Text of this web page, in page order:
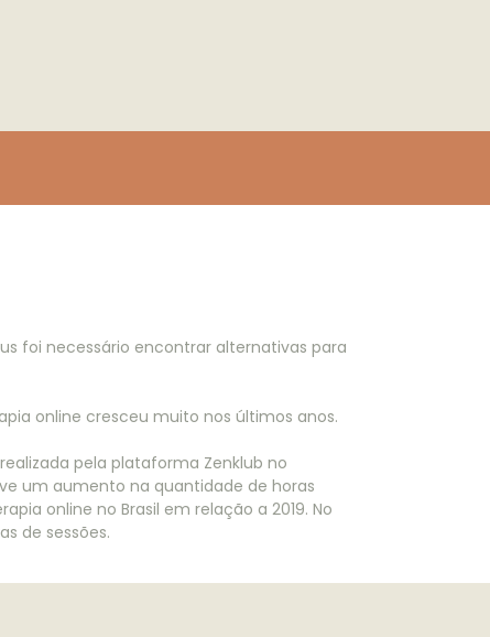
foi necessário encontrar alternativas para
online cresceu muito nos últimos anos.
pela plataforma Zenklub no
um aumento na quantidade de horas
online no Brasil em relação a 2019. No
de sessões.